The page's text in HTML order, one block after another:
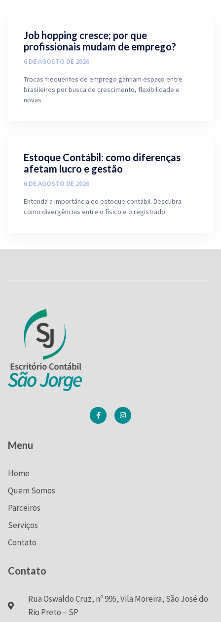
Job hopping cresce; por que
profissionais mudam de emprego?
6 DE AGOSTO DE 2026
Trocas frequentes de emprego ganham espaço entre
brasileiros por busca de crescimento, flexibilidade e
novas
Estoque Contábil: como diferenças
afetam lucro e gestão
6 DE AGOSTO DE 2026
Entenda a importância do estoque contábil. Descubra
como divergências entre o físico e o registrado
Menu
Home
Quem Somos
Parceiros
Serviços
Contato
Contato
Rua Oswaldo Cruz, nº 995, Vila Moreira, São José do
Rio Preto – SP